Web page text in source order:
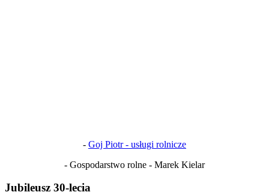
- Goj Piotr - usługi rolnicze
- Gospodarstwo rolne - Marek Kielar
Jubileusz 30-lecia